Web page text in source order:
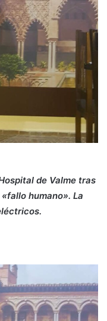
de Valme tras
humano». La